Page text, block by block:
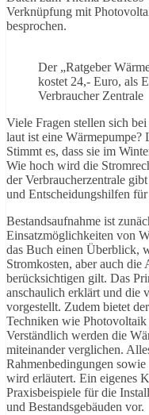
Verknüpfung mit
besprochen.
Der „Ratgeber
kostet 24,- Euro, als
Verbraucher Zentrale
Viele Fragen stellen sich
laut ist eine Wärmepumpe?
Stimmt es, dass sie im
Wie hoch wird die
der Verbraucherzentrale
und Entscheidungshilfen
Bestandsaufnahme ist
Einsatzmöglichkeiten von
das Buch einen Überblick,
Stromkosten, aber auch die
berücksichtigen gilt. Das
anschaulich erklärt und die
vorgestellt. Zudem bietet
Techniken wie
Verständlich werden die
miteinander verglichen.
Rahmenbedingungen
wird erläutert. Ein eigenes
Praxisbeispiele für die
und Bestandsgebäuden vor.